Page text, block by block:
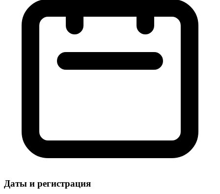
Даты и регистрация